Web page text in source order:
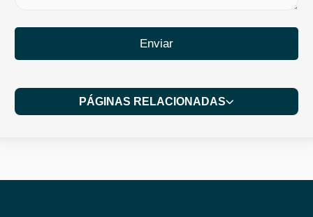
Enviar
PÁGINAS RELACIONADAS